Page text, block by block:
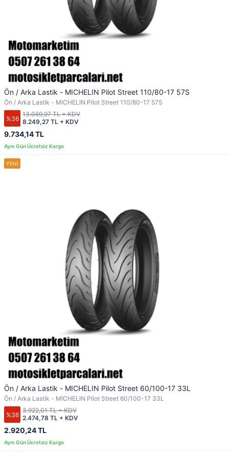
Ön / Arka Lastik - MICHELIN Pilot Street 110/80-17 57S
Ön / Arka Lastik - MICHELIN Pilot Street 110/80-17 57S
%36
9.734,14 TL
8.249,27 TL + KDV
13.069,97 TL + KDV
Ön / Arka Lastik - MICHELIN Pilot Street 60/100-17 33L
Ön / Arka Lastik - MICHELIN Pilot Street 60/100-17 33L
%36
2.920,24 TL
2.474,78 TL + KDV
3.922,01 TL + KDV